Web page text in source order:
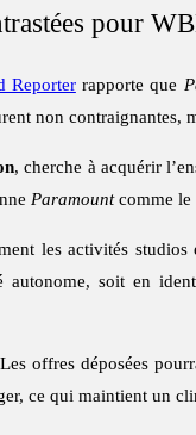
pour
Reporterrapporte que
non contraignantes,
, cherche à acquérir
Paramountcomme le
les activités studios
soit en
offres déposées
ce qui maintient un